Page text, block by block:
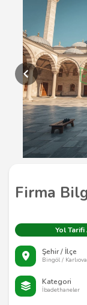
Firma
Yol Tarifi
Şehir / İlçe
Bingöl / Karlıova
Kategori
İbadethaneler